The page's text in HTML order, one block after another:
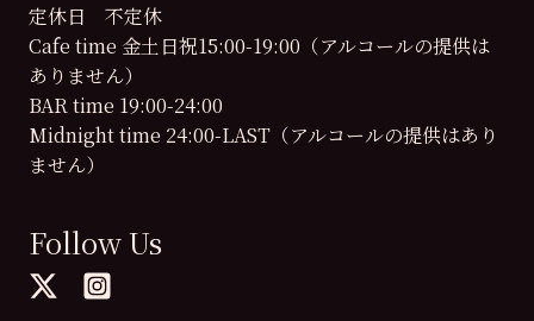
定休日 不定休
Cafe time 金土日祝15:00-19:00（アルコールの提供は
ありません）
BAR time 19:00-24:00
Midnight time 24:00-LAST（アルコールの提供はあり
ません）
Follow Us